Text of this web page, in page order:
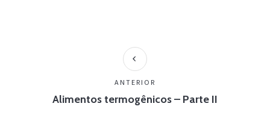
Alimentos termogênicos – Parte II
ANTERIOR